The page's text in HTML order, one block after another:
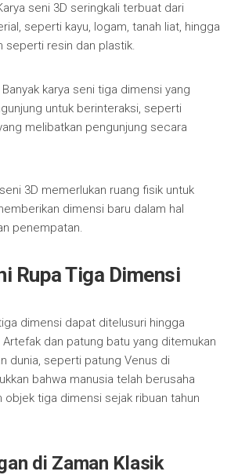
seni 3D seringkali terbuat dari
seperti kayu, logam, tanah liat, hingga
seperti resin dan plastik.
Banyak karya seni tiga dimensi yang
untuk berinteraksi, seperti
melibatkan pengunjung secara
3D memerlukan ruang fisik untuk
dimensi baru dalam hal
penempatan.
Rupa Tiga Dimensi
dimensi dapat ditelusuri hingga
dan patung batu yang ditemukan
dunia, seperti patung Venus di
bahwa manusia telah berusaha
objek tiga dimensi sejak ribuan tahun
di Zaman Klasik